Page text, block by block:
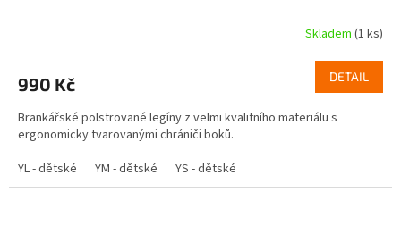
Skladem (1 ks)
990 Kč DETAIL
Brankářské polstrované legíny z velmi kvalitního materiálu s
ergonomicky tvarovanými chrániči boků.
YL - dětské
YM - dětské YS - dětské